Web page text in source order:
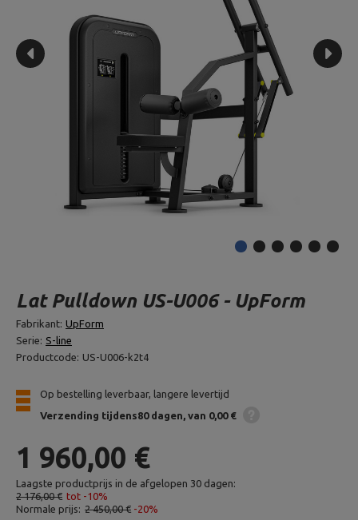
Lat Pulldown US-U006 - UpForm
Fabrikant: UpForm
Serie: S-line
Productcode: US-U006-k2t4
Op bestelling leverbaar, langere levertijd
Verzending tijdens80 dagen van 0,00 €
1 960,00 €
Laagste productprijs in de afgelopen 30 dagen:
2 176,00 € tot -10%
Normale prijs: 2 450,00 € -20%